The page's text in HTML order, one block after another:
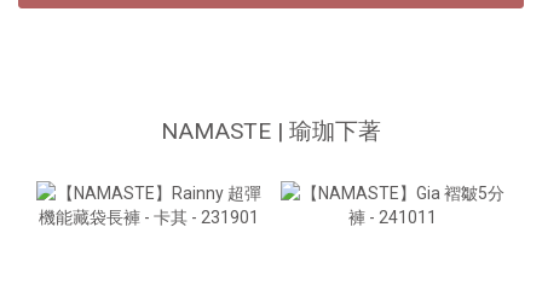
NAMASTE | 瑜珈下著